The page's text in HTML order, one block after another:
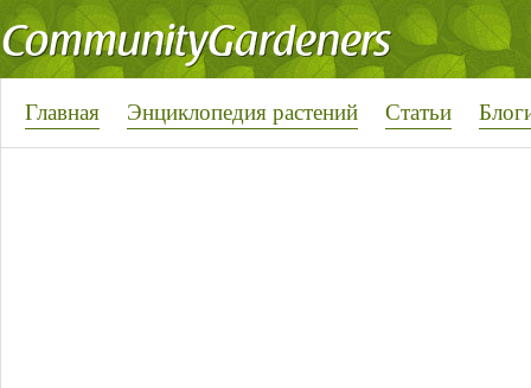
Главная Энциклопедия растений Статьи